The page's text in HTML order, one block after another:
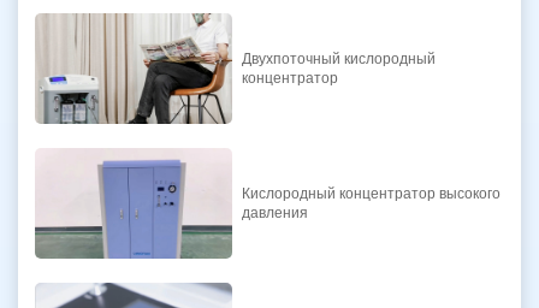
Двухпоточный кислородный
концентратор
Кислородный концентратор высокого
давления